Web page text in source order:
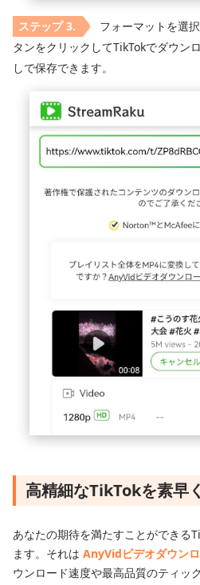
フォーマットを選
タンをクリックしてTikTokでダウン
しで保存できます。
高精細なTikTokを素早
あなたの期待を満たすことができる
ます。それは AnyVidビデオダウン
ウンロード速度や最高品質のティッ